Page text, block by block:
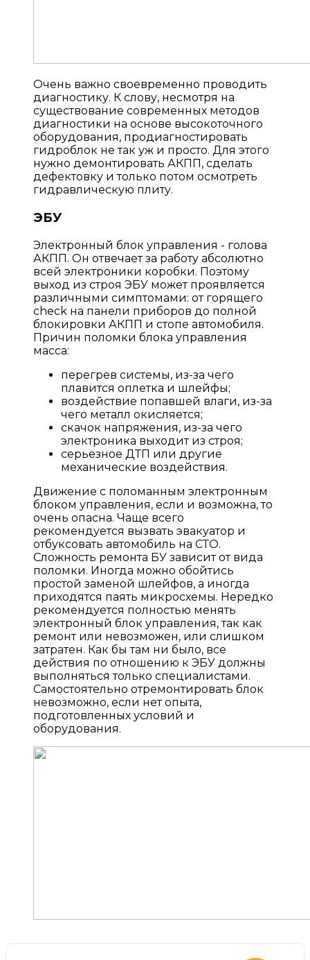
Очень важно своевременно проводить
диагностику. К слову, несмотря на
существование современных методов
диагностики на основе высокоточного
оборудования, продиагностировать
гидроблок не так уж и просто. Для этого
нужно демонтировать АКПП, сделать
дефектовку и только потом осмотреть
гидравлическую плиту.
ЭБУ
Электронный блок управления - голова
АКПП. Он отвечает за работу абсолютно
всей электроники коробки. Поэтому
выход из строя ЭБУ может проявляется
различными симптомами: от горящего
check на панели приборов до полной
блокировки АКПП и стопе автомобиля.
Причин поломки блока управления
масса:
перегрев системы, из-за чего
плавится оплетка и шлейфы;
воздействие попавшей влаги, из-за
чего металл окисляется;
скачок напряжения, из-за чего
электроника выходит из строя;
серьезное ДТП или другие
механические воздействия.
Движение с поломанным электронным
блоком управления, если и возможна, то
очень опасна. Чаще всего
рекомендуется вызвать эвакуатор и
отбуксовать автомобиль на СТО.
Сложность ремонта БУ зависит от вида
поломки. Иногда можно обойтись
простой заменой шлейфов, а иногда
приходятся паять микросхемы. Нередко
рекомендуется полностью менять
электронный блок управления, так как
ремонт или невозможен, или слишком
затратен. Как бы там ни было, все
действия по отношению к ЭБУ должны
выполняться только специалистами.
Самостоятельно отремонтировать блок
невозможно, если нет опыта,
подготовленных условий и
оборудования.